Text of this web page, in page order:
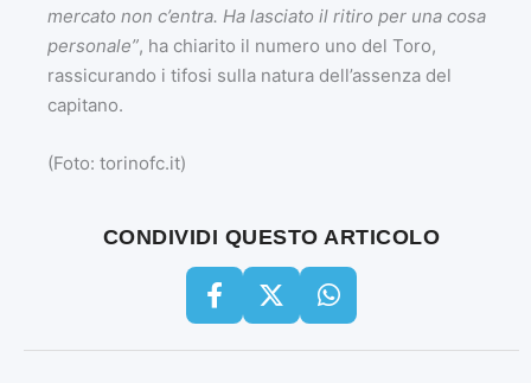
mercato non c’entra. Ha lasciato il ritiro per una cosa
personale”, ha chiarito il numero uno del Toro,
rassicurando i tifosi sulla natura dell’assenza del
capitano.
(Foto: torinofc.it)
CONDIVIDI QUESTO ARTICOLO